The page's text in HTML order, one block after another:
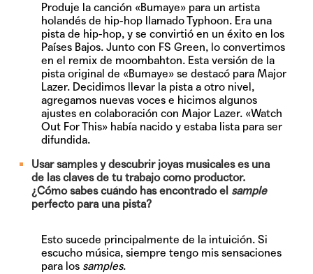
Produje la canción «Bumaye» para un artista
holandés de hip-hop llamado Typhoon. Era una
pista de hip-hop, y se convirtió en un éxito en los
Países Bajos. Junto con FS Green, lo convertimos
en el remix de moombahton. Esta versión de la
pista original de «Bumaye» se destacó para Major
Lazer. Decidimos llevar la pista a otro nivel,
agregamos nuevas voces e hicimos algunos
ajustes en colaboración con Major Lazer. «Watch
Out For This» había nacido y estaba lista para ser
difundida.
Usar samples y descubrir joyas musicales es una
de las claves de tu trabajo como productor.
¿Cómo sabes cuándo has encontrado el sample
perfecto para una pista?
Esto sucede principalmente de la intuición. Si
escucho música, siempre tengo mis sensaciones
para los samples.